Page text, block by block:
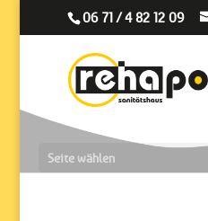
06 71 / 4 82 12 09
Seite wählen